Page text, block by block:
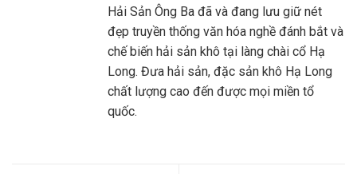
Hải Sản Ông Ba đã và đang lưu giữ nét
đẹp truyền thống văn hóa nghề đánh bắt và
chế biến hải sản khô tại làng chài cổ Hạ
Long. Đưa hải sản, đặc sản khô Hạ Long
chất lượng cao đến được mọi miền tổ
quốc.